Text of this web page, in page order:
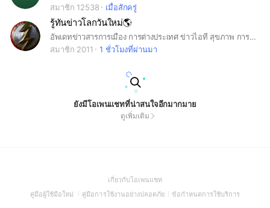
สมาชิก 12538
เมื่อสักครู่
รู้ทันข่าวโลกวันใหม่🌎
อัพเดทข่าวสารการเมือง การต่างประเทศ ข่าวไอที สุขภาพ การค้าระหว่างประเทศทั่วโลกและข่าวรอบด้านที่น่าสนใจได้ที่นี่
สมาชิก 2011
1 ชั่วโมงที่ผ่านมา
ยังมีโอเพนแชทที่น่าสนใจอีกมากมาย
ดูเพิ่มเติม
เกี่ยวกับโอเพนแชท(Open
in
คู่มือผู้ใช้มือใหม่
(Open
คู่มือการใช้งานอย่างปลอดภัย(Open
ข้อกำหนดการใช้บริการ(Open